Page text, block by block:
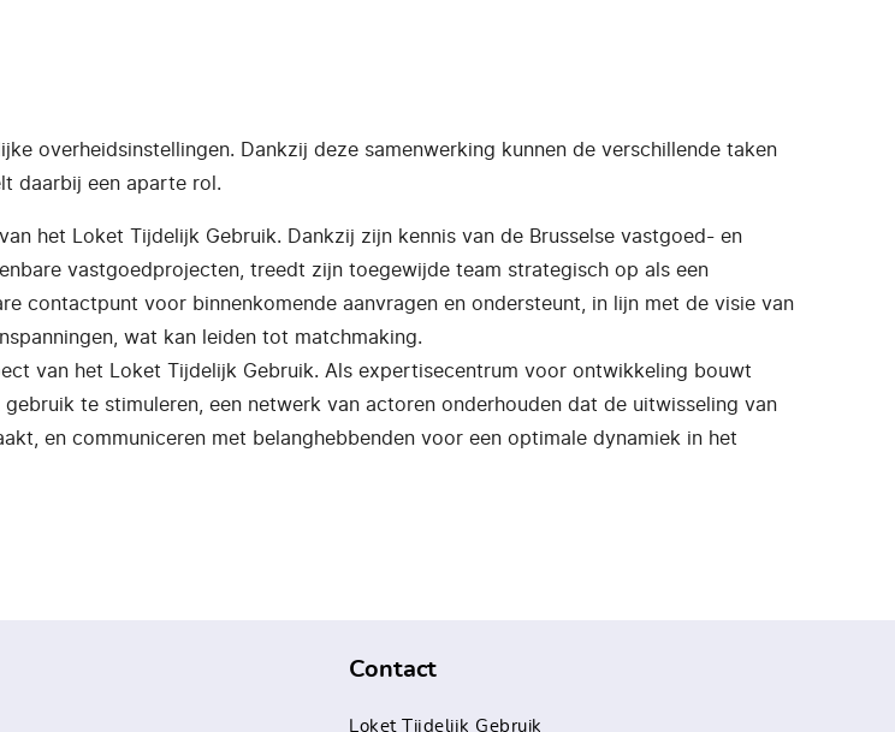
overheidsinstellingen. Dankzij deze samenwerking kunnen de verschillende taken
daarbij een aparte rol.
het Loket Tijdelijk Gebruik. Dankzij zijn kennis van de Brusselse vastgoed- en
vastgoedprojecten, treedt zijn toegewijde team strategisch op als een
contactpunt voor binnenkomende aanvragen en ondersteunt, in lijn met de visie van
wat kan leiden tot matchmaking.
van het Loket Tijdelijk Gebruik. Als expertisecentrum voor ontwikkeling bouwt
te stimuleren, een netwerk van actoren onderhouden dat de uitwisseling van
en communiceren met belanghebbenden voor een optimale dynamiek in het
Contact
Loket Tijdelijk Gebruik